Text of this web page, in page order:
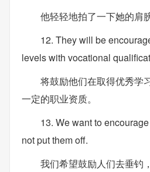
他轻轻地拍了一下她的肩
12. They will be
levels with vocational
将鼓励他们在取得优秀学
一定的职业资质。
13. We want to
not put them off.
我们希望鼓励人们去垂钓